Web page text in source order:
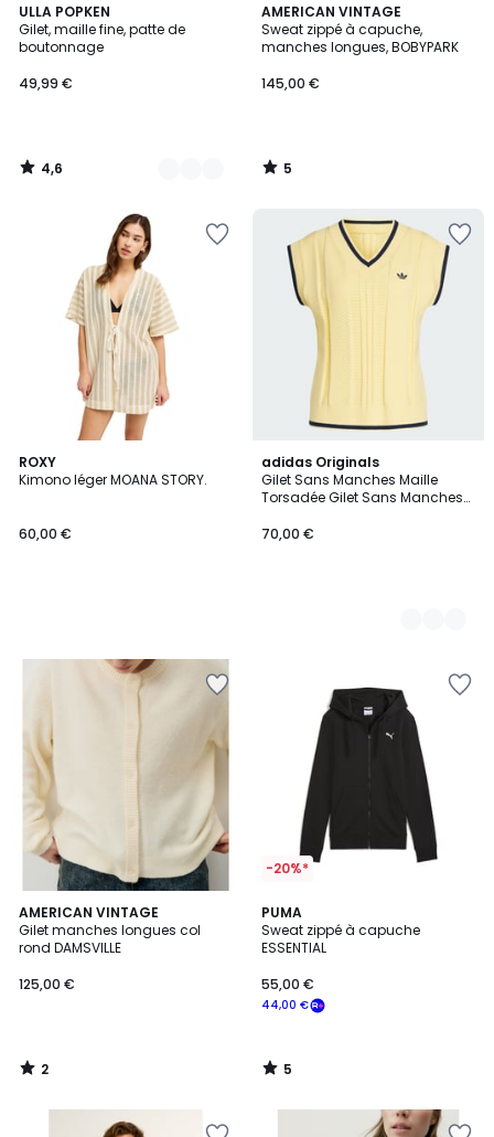
ULLA POPKEN
Gilet, maille fine, patte de
boutonnage
49,99 €
4,6
/ 5
10
Couleurs
4,6
/
AMERICAN VINTAGE
Sweat zippé à capuche,
manches longues, BOBYPARK
145,00 €
5
/
5
5
/
ROXY
Kimono léger MOANA STORY.
60,00 €
adidas Originals
Gilet Sans Manches Maille
Torsadée Gilet Sans Manches
70,00 €
2
Couleurs
AMERICAN VINTAGE
Gilet manches longues col
rond DAMSVILLE
125,00 €
2
/
5
2
/
-20%*
PUMA
Sweat zippé à capuche
ESSENTIAL
44,00 €
55,00 €
5
/
5
5
/